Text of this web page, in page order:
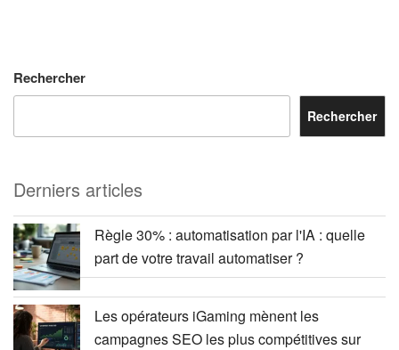
Rechercher
Rechercher
Derniers articles
Règle 30% : automatisation par l'IA : quelle
part de votre travail automatiser ?
Les opérateurs iGaming mènent les
campagnes SEO les plus compétitives sur